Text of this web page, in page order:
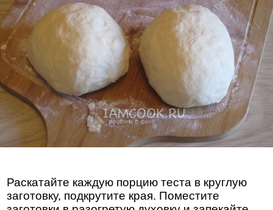
Раскатайте каждую порцию теста в круглую
заготовку, подкрутите края. Поместите